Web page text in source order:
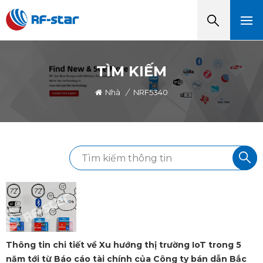
TÌM KIẾM
Nhà / NRF5340
Thông tin chi tiết về Xu hướng thị trường IoT trong 5
năm tới từ Báo cáo tài chính của Công ty bán dẫn Bắc